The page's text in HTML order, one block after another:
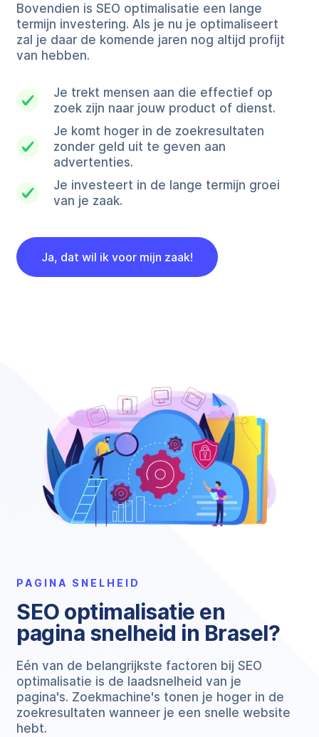
Bovendien is SEO optimalisatie een lange
termijn investering. Als je nu je optimaliseert
zal je daar de komende jaren nog altijd profijt
van hebben.
Je trekt mensen aan die effectief op
zoek zijn naar jouw product of dienst.
Je komt hoger in de zoekresultaten
zonder geld uit te geven aan
advertenties.
Je investeert in de lange termijn groei
van je zaak.
Ja, dat wil ik voor mijn zaak!
PAGINA SNELHEID
SEO optimalisatie en
pagina snelheid in Brasel?
Eén van de belangrijkste factoren bij SEO
optimalisatie is de laadsnelheid van je
pagina's. Zoekmachine's tonen je hoger in de
zoekresultaten wanneer je een snelle website
hebt.